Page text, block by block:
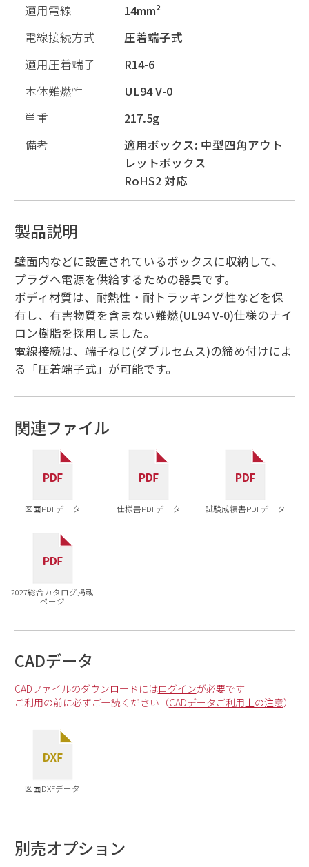
適用電線
14mm²
電線接続方式
圧着端子式
適用圧着端子
R14-6
本体難燃性
UL94 V-0
単重
217.5g
備考
適用ボックス: 中型四角アウト
レットボックス
RoHS2 対応
製品説明
壁面内などに設置されているボックスに収納して、
プラグへ電源を供給するための器具です。
ボディ材質は、耐熱性・耐トラッキング性などを保
有し、有害物質を含まない難燃(UL94 V-0)仕様のナイ
ロン樹脂を採用しました。
電線接続は、端子ねじ(ダブルセムス)の締め付けによ
る「圧着端子式」が可能です。
関連ファイル
図面PDFデータ 仕様書PDFデータ 試験成績書PDFデータ
2027総合カタログ掲載
ページ
CADデータ
CADファイルのダウンロードにはログインが必要です
ご利用の前に必ずご一読ください（CADデータご利用上の注意）
図面DXFデータ
別売オプション